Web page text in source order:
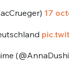
17